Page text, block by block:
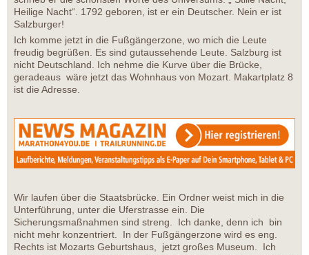
Heilige Nacht“. 1792 geboren, ist er ein Deutscher. Nein er ist
Salzburger!
Ich komme jetzt in die Fußgängerzone, wo mich die Leute
freudig begrüßen. Es sind gutaussehende Leute. Salzburg ist
nicht Deutschland. Ich nehme die Kurve über die Brücke,
geradeaus wäre jetzt das Wohnhaus von Mozart. Makartplatz 8
ist die Adresse.
Wir laufen über die Staatsbrücke. Ein Ordner weist mich in die
Unterführung, unter die Uferstrasse ein. Die
Sicherungsmaßnahmen sind streng. Ich danke, denn ich bin
nicht mehr konzentriert. In der Fußgängerzone wird es eng.
Rechts ist Mozarts Geburtshaus, jetzt großes Museum. Ich